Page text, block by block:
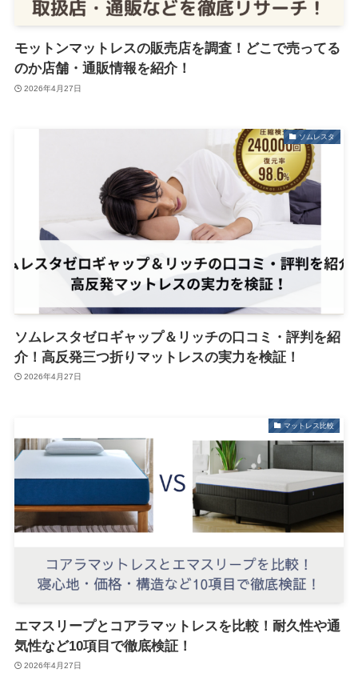
モットンマットレスの販売店を調査！どこで売ってる
のか店舗・通販情報を紹介！
2026年4月27日
ソムレスタ
ソムレスタゼロギャップ＆リッチの口コミ・評判を紹
介！高反発三つ折りマットレスの実力を検証！
2026年4月27日
マットレス比較
エマスリープとコアラマットレスを比較！耐久性や通
気性など10項目で徹底検証！
2026年4月27日